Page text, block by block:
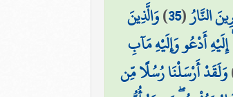
النَّارُ(
35
)وَالَّذِينَ
أَدْعُو وَإِلَيْهِ مَآبِ
وَلَقَدْ أَرْسَلْنَا رُسُلًا مِّن